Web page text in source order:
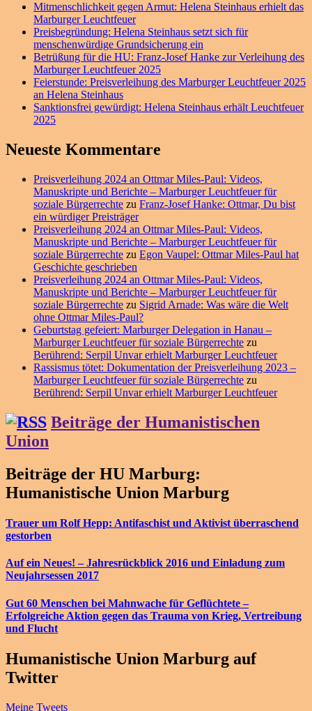
Mitmenschlichkeit gegen Armut: Helena Steinhaus erhielt das
Marburger Leuchtfeuer
Preisbegründung: Helena Steinhaus setzt sich für
menschenwürdige Grundsicherung ein
Betrüßung für die HU: Franz-Josef Hanke zur Verleihung des
Marburger Leuchtfeuer 2025
Feierstunde: Preisverleihung des Marburger Leuchtfeuer 2025
an Helena Steinhaus
Sanktionsfrei gewürdigt: Helena Steinhaus erhält Leuchtfeuer
2025
Neueste Kommentare
Preisverleihung 2024 an Ottmar Miles-Paul: Videos,
Manuskripte und Berichte – Marburger Leuchtfeuer für
soziale Bürgerrechte zu Franz-Josef Hanke: Ottmar, Du bist
ein würdiger Preisträger
Preisverleihung 2024 an Ottmar Miles-Paul: Videos,
Manuskripte und Berichte – Marburger Leuchtfeuer für
soziale Bürgerrechte zu Egon Vaupel: Ottmar Miles-Paul hat
Geschichte geschrieben
Preisverleihung 2024 an Ottmar Miles-Paul: Videos,
Manuskripte und Berichte – Marburger Leuchtfeuer für
soziale Bürgerrechte zu Sigrid Arnade: Was wäre die Welt
ohne Ottmar Miles-Paul?
Geburtstag gefeiert: Marburger Delegation in Hanau –
Marburger Leuchtfeuer für soziale Bürgerrechte zu
Berührend: Serpil Unvar erhielt Marburger Leuchtfeuer
Rassismus tötet: Dokumentation der Preisverleihung 2023 –
Marburger Leuchtfeuer für soziale Bürgerrechte zu
Berührend: Serpil Unvar erhielt Marburger Leuchtfeuer
Beiträge der Humanistischen
Union
Beiträge der HU Marburg:
Humanistische Union Marburg
Trauer um Rolf Hepp: Antifaschist und Aktivist überraschend
gestorben
Auf ein Neues! – Jahresrückblick 2016 und Einladung zum
Neujahrsessen 2017
Gut 60 Menschen bei Mahnwache für Geflüchtete –
Erfolgreiche Aktion gegen das Trauma von Krieg, Vertreibung
und Flucht
Humanistische Union Marburg auf
Twitter
Meine Tweets